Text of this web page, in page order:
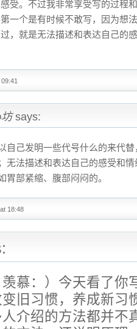
受。不过我非常享受写的过程
一个是有时候不敢写，因为想
，就是无法描述和表达自己的
says:
自己发明一些代号什么的来代
无法描述和表达自己的感受和
胃部紧缩、腹部闷闷的。
18:48
慕：）今天看了你
旧习惯，养成新习
介绍的方法都并不